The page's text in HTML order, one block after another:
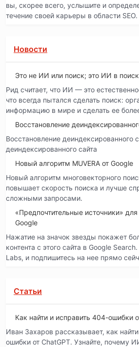
вы, скорее всего, услышите и
течение своей карьеры в области SEO.
Новости
Это не ИИ или поиск; это ИИ в
Рид считает, что ИИ — это
что всегда пытался сделать поиск:
информацию в мире и сделать ее
Восстановление
Восстановление деиндексированного
деиндексированного сайта
Новый алгоритм MUVERA от Google
Новый алгоритм многовекторного
повышает скорость поиска и лучше
сложными запросами.
«Предпочтительные источники»
Google
Нажатие на значок звезды покажет
контента с этого сайта в Google
Labs, и подпишитесь на нее прямо
Статьи
Как найти и исправить 404-ошибки
Иван Захаров рассказывает, как
ошибки от ChatGPT. Узнайте, почему